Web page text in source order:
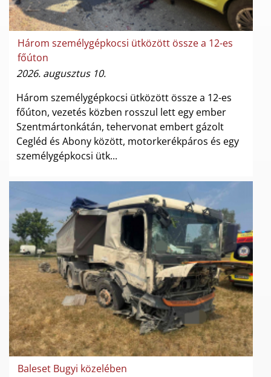
Három személygépkocsi ütközött össze a 12-es
főúton
2026. augusztus 10.
Három személygépkocsi ütközött össze a 12-es
főúton, vezetés közben rosszul lett egy ember
Szentmártonkátán, tehervonat embert gázolt
Cegléd és Abony között, motorkerékpáros és egy
személygépkocsi ütk...
Baleset Bugyi közelében